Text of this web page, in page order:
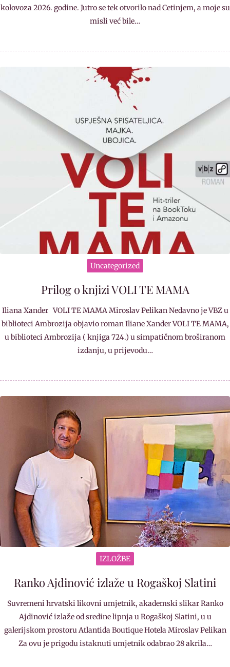
kolovoza 2026. godine. Jutro se tek otvorilo nad Cetinjem, a moje su
misli već bile…
Uncategorized
Prilog o knjizi VOLI TE MAMA
Iliana Xander VOLI TE MAMA Miroslav Pelikan Nedavno je VBZ u
biblioteci Ambrozija objavio roman Iliane Xander VOLI TE MAMA,
u biblioteci Ambrozija ( knjiga 724.) u simpatičnom broširanom
izdanju, u prijevodu…
IZLOŽBE
Ranko Ajdinović izlaže u Rogaškoj Slatini
Suvremeni hrvatski likovni umjetnik, akademski slikar Ranko
Ajdinović izlaže od sredine lipnja u Rogaškoj Slatini, u u
galerijskom prostoru Atlantida Boutique Hotela Miroslav Pelikan
Za ovu je prigodu istaknuti umjetnik odabrao 28 akrila…